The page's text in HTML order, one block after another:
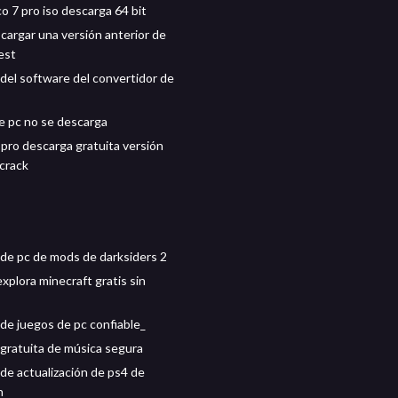
7 pro iso descarga 64 bit
una versión anterior de
software del convertidor de
pc no se descarga
descarga gratuita versión
pc de mods de darksiders 2
minecraft gratis sin
juegos de pc confiable_
de música segura
actualización de ps4 de